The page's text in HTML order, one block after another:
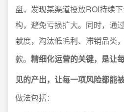
盘，发现某渠道投放ROI持续
构，避免亏损扩大。同时，通
献度，淘汰低毛利、滞销品类
款。 精细化运营的关键，是让
见的产出，让每一项风险都能
做法包括：